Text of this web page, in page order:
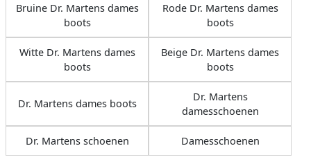
Bruine Dr. Martens dames
boots
Rode Dr. Martens dames
boots
Witte Dr. Martens dames
boots
Beige Dr. Martens dames
boots
Dr. Martens dames boots
Dr. Martens
damesschoenen
Dr. Martens schoenen Damesschoenen